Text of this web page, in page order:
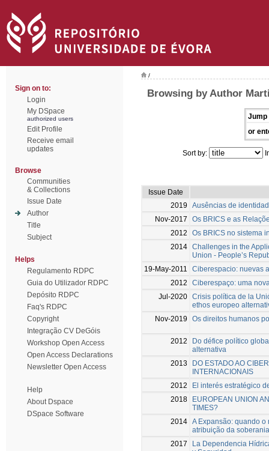
Sign on to:
Login
My DSpace
authorized users
Edit Profile
Receive email
updates
Browse
Communities
& Collections
Issue Date
Author
Title
Subject
Helps
Regulamento RDPC
Guia do Utilizador RDPC
Depósito RDPC
Faq's RDPC
Copyright
Integração CV DeGóis
Workshop Open Access
Open Access Declarations
Newsletter Open Access
Help
About Dspace
DSpace Software
/
Browsing by Author
Jump
or
Sort by:
Issue Date
2019
Ausências de
Nov-2017
Os BRICS e as
2012
Os BRICS no sistema
2014 Challenges in the
Union - People’s
19-May-2011
Ciberespacio: nuevas
2012
Ciberespaço: uma
Jul-2020 Crisis política de la
ethos europeo
Nov-2019
Os direitos humanos
2012
Do défice político
alternativa
2013
DO ESTADO AO
INTERNACIONAIS
2012
El interés estratégico
2018
EUROPEAN UNION
TIMES?
2014 A Expansão: quando
atribuição da
2017
La Dependencia